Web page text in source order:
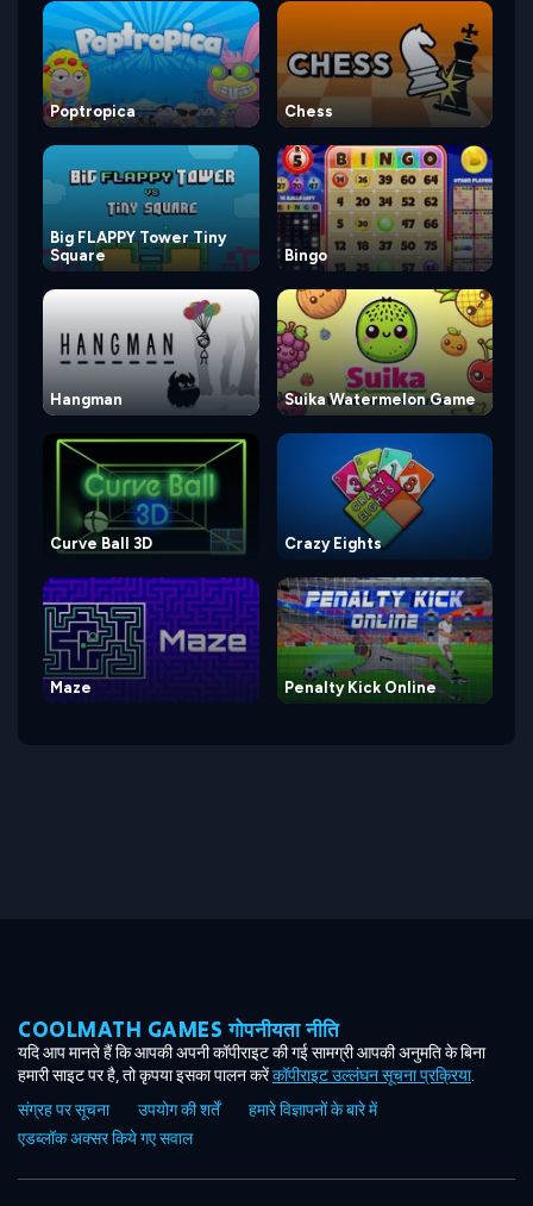
Poptropica Chess
Big FLAPPY Tower Tiny
Square
Bingo
Hangman Suika Watermelon Game
Curve Ball 3D Crazy Eights
Maze Penalty Kick Online
COOLMATH GAMES गोपनीयता नीति
यदि आप मानते हैं कि आपकी अपनी कॉपीराइट की गई सामग्री आपकी अनुमति के बिना
हमारी साइट पर है, तो कृपया इसका पालन करेंकॉपीराइट उल्लंघन सूचना प्रक्रिया.
संग्रह पर सूचना
उपयोग की शर्तें
हमारे विज्ञापनों के बारे में
एडब्लॉक अक्सर किये गए सवाल